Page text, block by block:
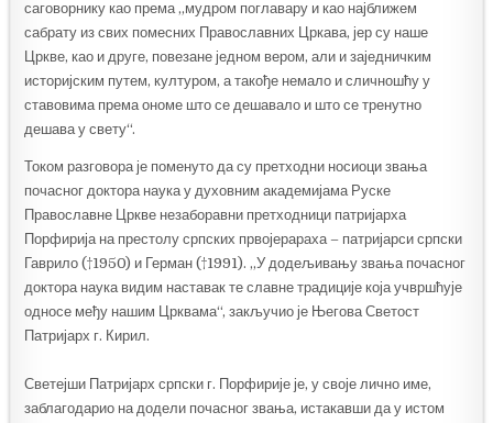
саговорнику као према „мудром поглавару и као најближем
сабрату из свих помесних Православних Цркава, јер су наше
Цркве, као и друге, повезане једном вером, али и заједничким
историјским путем, културом, а такође немало и сличношћу у
ставовима према ономе што се дешавало и што се тренутно
дешава у свету“.
Током разговора је поменуто да су претходни носиоци звања
почасног доктора наука у духовним академијама Руске
Православне Цркве незаборавни претходници патријарха
Порфирија на престолу српских првојерараха – патријарси српски
Гаврило (†1950) и Герман (†1991). „У додељивању звања почасног
доктора наука видим наставак те славне традиције која учвршћује
односе међу нашим Црквама“, закључио је Његова Светост
Патријарх г. Кирил.
Светејши Патријарх српски г. Порфирије је, у своје лично име,
заблагодарио на додели почасног звања, истакавши да у истом